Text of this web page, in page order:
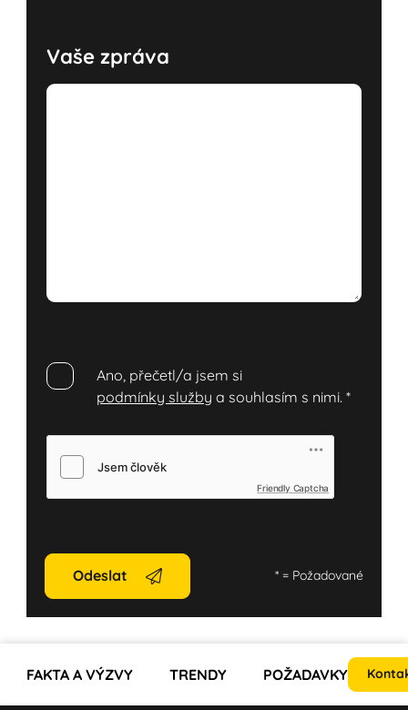
Vaše zpráva
Ano, přečetl/a jsem si
podmínky služby a souhlasím s nimi.*
Friendly Captcha
Odeslat *= Požadované
FAKTA A VÝZVY TRENDY POŽADAVKY